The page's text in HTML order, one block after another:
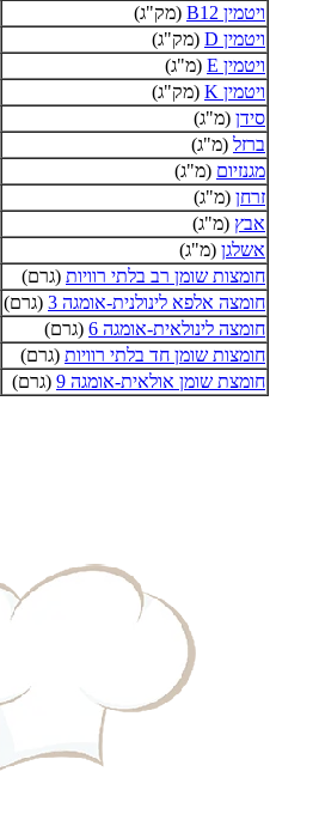
ויטמין B12
(מק"ג)
ויטמין D
(מק"ג)
ויטמין E
(מ"ג)
ויטמין K
(מק"ג)
סידן (מ"ג)
ברזל (מ"ג)
מגנזיום (מ"ג)
זרחן (מ"ג)
אבץ (מ"ג)
אשלגן (מ"ג)
חומצות שומן רב בלתי רוויות (גרם)
חומצה אלפא לינולנית-אומגה 3
(גרם)
חומצה לינולאית-אומגה 6
(גרם)
חומצות שומן חד בלתי רוויות (גרם)
חומצת שומן אולאית-אומגה 9
(גרם)